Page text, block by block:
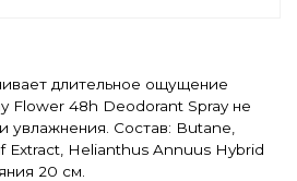
длительное ощущение
Flower 48h Deodorant Spray не
увлажнения. Состав: Butane,
Extract, Helianthus Annuus Hybrid
20 см.